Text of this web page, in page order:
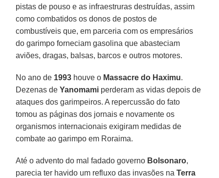
pistas de pouso e as infraestruras destruídas, assim
como combatidos os donos de postos de
combustíveis que, em parceria com os empresários
do garimpo forneciam gasolina que abasteciam
aviões, dragas, balsas, barcos e outros motores.
No ano de 1993 houve o Massacre do Haximu.
Dezenas deYanomami perderam as vidas depois de
ataques dos garimpeiros. A repercussão do fato
tomou as páginas dos jornais e novamente os
organismos internacionais exigiram medidas de
combate ao garimpo em Roraima.
Até o advento do mal fadado governo Bolsonaro,
parecia ter havido um refluxo das invasões naTerra